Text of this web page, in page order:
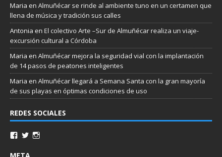
Maria en Almuñécar se rinde al ambiente tuno en un certamen que
llena de música y tradición sus calles
Antonia en El colectivo Arte –Sur de Almuñécar realiza un viaje-
excursión cultural a Córdoba
Maria en Almuñécar mejora la seguridad vial con la implantación
de 14 pasos de peatones inteligentes
Maria en Almuñécar llegará a Semana Santa con la gran mayoría
de sus playas en óptimas condiciones de uso
REDES SOCIALES